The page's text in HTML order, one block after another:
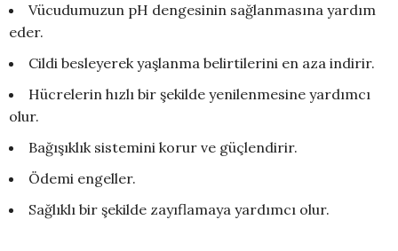
Vücudumuzun pH dengesinin sağlanmasına yardım
eder.
Cildi besleyerek yaşlanma belirtilerini en aza indirir.
Hücrelerin hızlı bir şekilde yenilenmesine yardımcı
olur.
Bağışıklık sistemini korur ve güçlendirir.
Ödemi engeller.
Sağlıklı bir şekilde zayıflamaya yardımcı olur.